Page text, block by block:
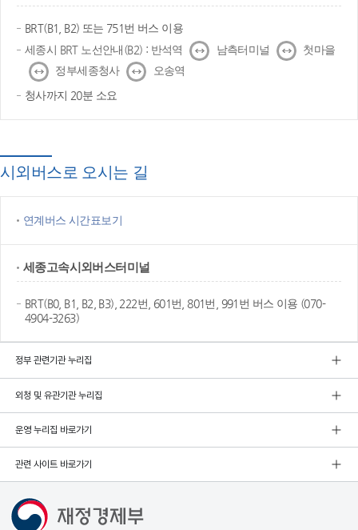
BRT(B1, B2) 또는 751번 버스 이용
세종시 BRT 노선안내(B2) : 반석역
↔ 남측터미널 ↔
첫마을
↔
정부세종청사 ↔
오송역
청사까지 20분 소요
시외버스로 오시는 길
연계버스 시간표보기
세종고속시외버스터미널
BRT(B0, B1, B2, B3), 222번, 601번, 801번, 991번 버스 이용 (070-
4904-3263)
정부 관련기관 누리집
외청 및 유관기관 누리집
운영 누리집 바로가기
관련 사이트 바로가기